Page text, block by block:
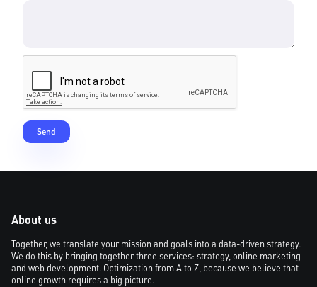
About us
Together, we translate your mission and goals into a data-driven strategy.
We do this by bringing together three services: strategy, online marketing
and web development. Optimization from A to Z, because we believe that
online growth requires a big picture.